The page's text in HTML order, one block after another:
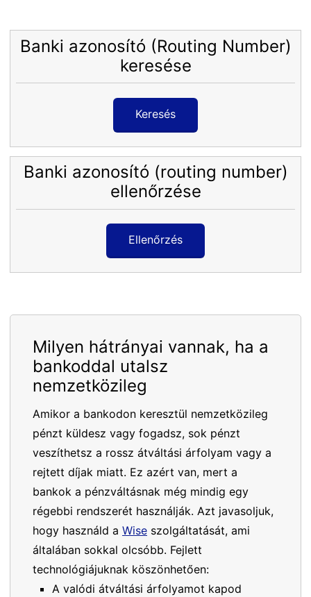
Banki azonosító (Routing Number)
keresése
Keresés
Banki azonosító (routing number)
ellenőrzése
Ellenőrzés
Milyen hátrányai vannak, ha a
bankoddal utalsz
nemzetközileg
Amikor a bankodon keresztül nemzetközileg
pénzt küldesz vagy fogadsz, sok pénzt
veszíthetsz a rossz átváltási árfolyam vagy a
rejtett díjak miatt. Ez azért van, mert a
bankok a pénzváltásnak még mindig egy
régebbi rendszerét használják. Azt javasoljuk,
hogy használd a Wise szolgáltatását, ami
általában sokkal olcsóbb. Fejlett
technológiájuknak köszönhetően:
A valódi átváltási árfolyamot kapod